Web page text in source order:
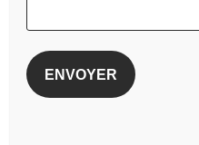
flexible, au service des
élèves.